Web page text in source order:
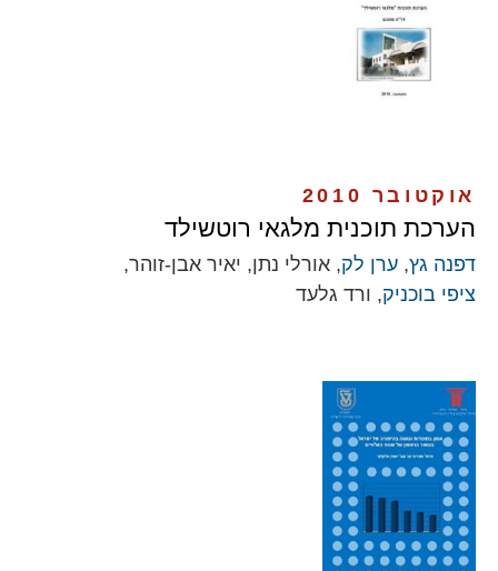
אוקטובר 2010
הערכת תוכנית מלגאי רוטשילד
דפנה גץ, ערן לק, אורלי נתן, יאיר אבן-זוהר,
ציפי בוכניק, ורד גלעד